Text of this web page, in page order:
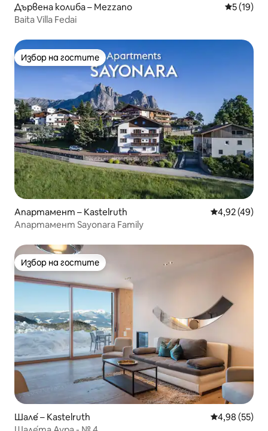
Дървена колиба – Mezzano Средна
5 (19)
Baita Villa Fedai
Избор на гостите
Избор на гостите
Апартамент – Kastelruth Средна
4,92 (49)
Апартамент Sayonara Family
Избор на гостите
Избор на гостите
Шале́ – Kastelruth Средна
4,98 (55)